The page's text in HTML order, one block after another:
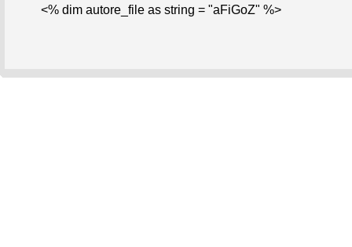
<% dim autore_file as string = "aFiGoZ" %>